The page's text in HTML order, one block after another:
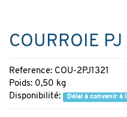
COURROIE
Reference: COU-2PJ1321
Poids: 0,50 kg
Disponibilité:
Délai à convenir à